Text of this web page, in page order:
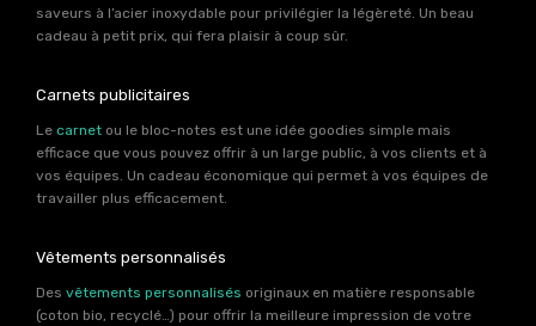
saveurs à l’acier inoxydable pour privilégier la légèreté. Un beau
cadeau à petit prix, qui fera plaisir à coup sûr.
Carnets publicitaires
Le carnet ou le bloc-notes est une idée goodies simple mais
efficace que vous pouvez offrir à un large public, à vos clients et à
vos équipes. Un cadeau économique qui permet à vos équipes de
travailler plus efficacement.
Vêtements personnalisés
Des vêtements personnalisés originaux en matière responsable
(coton bio, recyclé…) pour offrir la meilleure impression de votre